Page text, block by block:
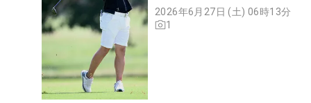
2026年6月27日 (土) 06時13分
1